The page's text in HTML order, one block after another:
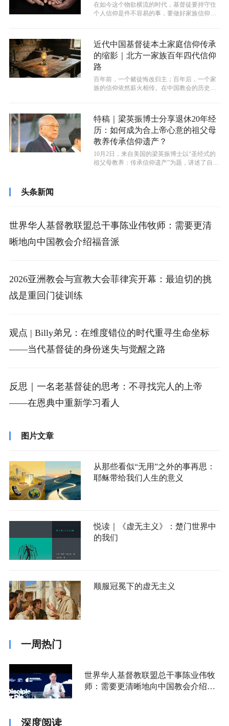
在如今这个物欲横流的时代，基督徒要持守住
个人信仰是件不容易的事，要做好家族信仰的
近代中国基督徒本土家庭信仰传承
的缩影｜北方一家族百年四代信仰
路
百年前，一个赌徒悔改归主；百年后，一个家
族的信仰依然薪火相传。在中国教会的历史长
特稿｜梁英振博士分享退休20年经
历：如何成为合上帝心意的祖父母
教养传承信仰遗产？
10月2日，来自美国的梁英振博士以“圣经式的
祖父母教养：传承信仰遗产”为题，讲述了自己
头条新闻
世界华人基督教联盟总干事陈业伟牧师：需要更清
晰地向中国教会介绍福音派
2026亚洲教会与宣教大会菲律宾开幕：最迫切的挑
战是重回门徒训练
观点 | Billy弟兄：在维度错位的时代重寻生命坐标
——当代基督徒的身份迷失与觉醒之路
反思｜一名老基督徒的思考：不寻找完人的上帝
——在恩典中重新学习看人
图片文章
从那些看似“无用”之外的事再思：
耶稣带给我们人生的意义
悦读｜《虚无主义》：楚门世界中
的我们
顺服冠冕下的虚无主义
一周热门
世界华人基督教联盟总干事陈业伟牧
师：需要更清晰地向中国教会介绍福
深度阅读